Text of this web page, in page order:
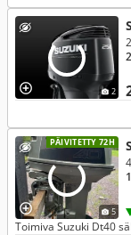
2
PÄIVITETTY 72H
5
Toimiva Suzuki Dt40